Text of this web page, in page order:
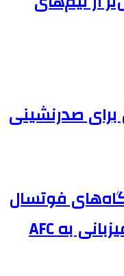
صدرنشینی
فوتسال
آسیا می‌روند/ درخواست میزبانی به AFC